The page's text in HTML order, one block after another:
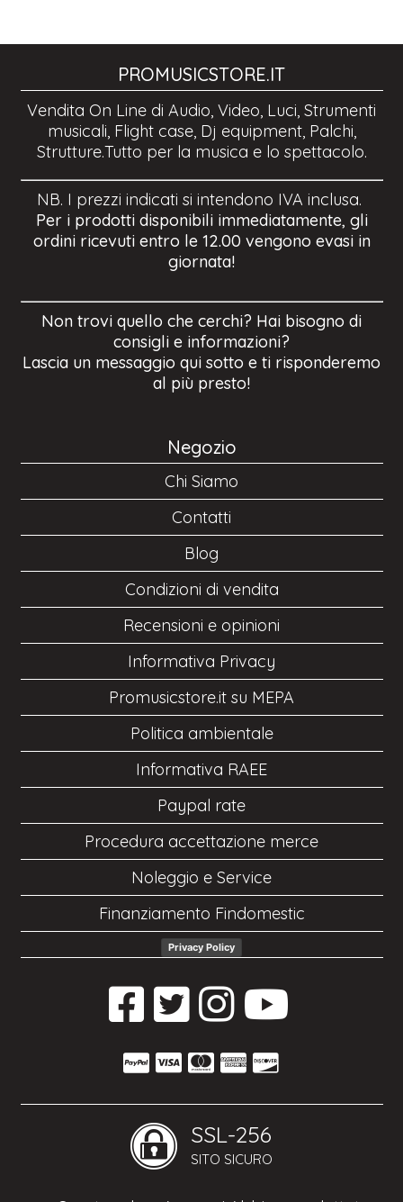
PROMUSICSTORE.IT
Vendita On Line di Audio, Video, Luci, Strumenti
musicali, Flight case, Dj equipment, Palchi,
Strutture.Tutto per la musica e lo spettacolo.
NB. I prezzi indicati si intendono IVA inclusa.
Per i prodotti disponibili immediatamente, gli
ordini ricevuti entro le 12.00 vengono evasi in
giornata!
Non trovi quello che cerchi? Hai bisogno di
consigli e informazioni?
Lascia un messaggio qui sotto e ti risponderemo
al più presto!
Negozio
Chi Siamo
Contatti
Blog
Condizioni di vendita
Recensioni e opinioni
Informativa Privacy
Promusicstore.it su MEPA
Politica ambientale
Informativa RAEE
Paypal rate
Procedura accettazione merce
Noleggio e Service
Finanziamento Findomestic
Privacy Policy
SSL-256
SITO SICURO